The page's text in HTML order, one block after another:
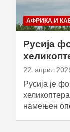
АФРИКА И
Русија
22. април
Русија је
намењен